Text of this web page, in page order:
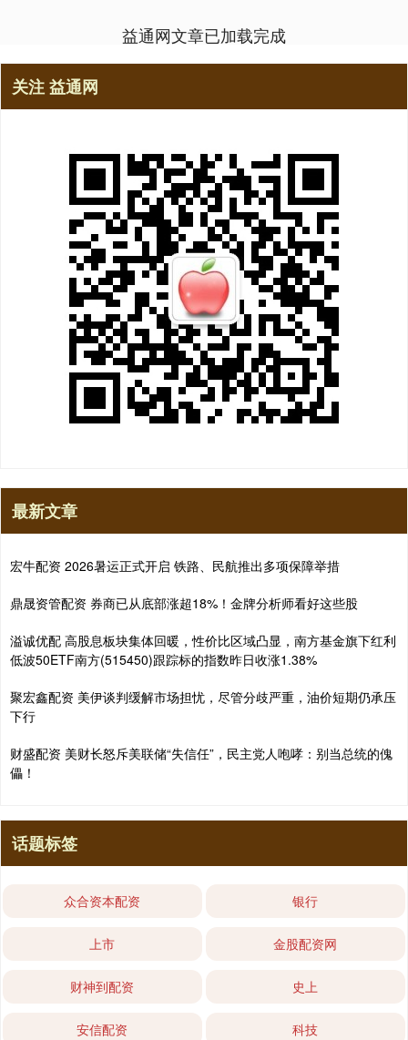
益通网文章已加载完成
关注 益通网
最新文章
宏牛配资 2026暑运正式开启 铁路、民航推出多项保障举措
鼎晟资管配资 券商已从底部涨超18%！金牌分析师看好这些股
溢诚优配 高股息板块集体回暖，性价比区域凸显，南方基金旗下红利
低波50ETF南方(515450)跟踪标的指数昨日收涨1.38%
聚宏鑫配资 美伊谈判缓解市场担忧，尽管分歧严重，油价短期仍承压
下行
财盛配资 美财长怒斥美联储“失信任”，民主党人咆哮：别当总统的傀
儡！
话题标签
众合资本配资 银行
上市 金股配资网
财神到配资 史上
安信配资 科技